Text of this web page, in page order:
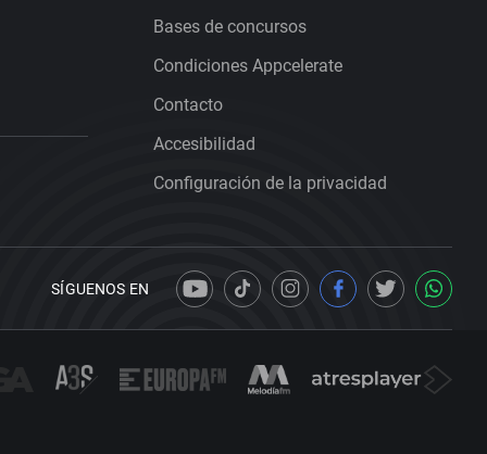
Bases de concursos
Condiciones Appcelerate
Contacto
Accesibilidad
Configuración de la privacidad
SÍGUENOS EN